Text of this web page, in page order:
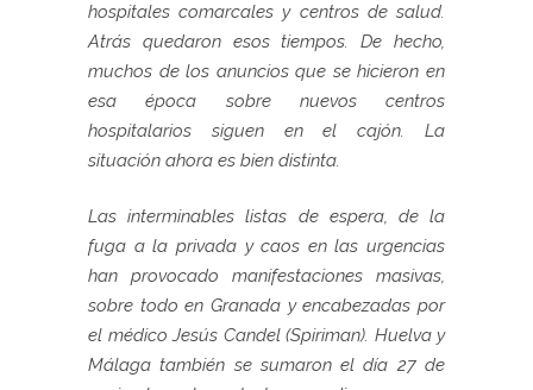
hospitales comarcales y centros de salud.
Atrás quedaron esos tiempos. De hecho,
muchos de los anuncios que se hicieron en
esa época sobre nuevos centros
hospitalarios siguen en el cajón. La
situación ahora es bien distinta.
Las interminables listas de espera, de la
fuga a la privada y caos en las urgencias
han provocado manifestaciones masivas,
sobre todo en Granada y encabezadas por
el médico Jesús Candel (Spiriman). Huelva y
Málaga también se sumaron el día 27 de